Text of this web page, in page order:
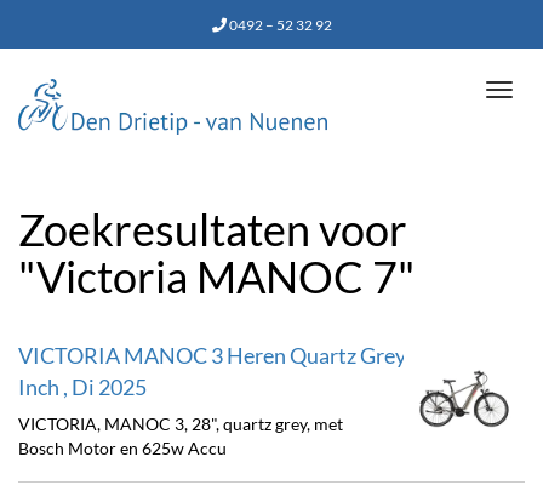
0492 – 52 32 92
Zoekresultaten voor
"Victoria MANOC 7"
VICTORIA MANOC 3 Heren Quartz Grey 50cm 28
Inch , Di 2025
VICTORIA, MANOC 3, 28", quartz grey, met
Bosch Motor en 625w Accu